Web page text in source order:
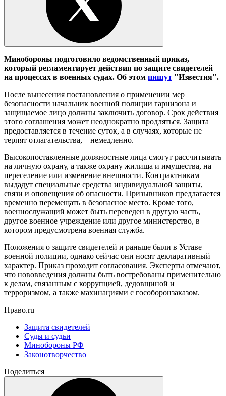
Минобороны подготовило ведомственный приказ,
который регламентирует действия по защите свидетелей
на процессах в военных судах. Об этом пишут "Известия".
После вынесения постановления о применении мер
безопасности начальник военной полиции гарнизона и
защищаемое лицо должны заключить договор. Срок действия
этого соглашения может неоднократно продляться. Защита
предоставляется в течение суток, а в случаях, которые не
терпят отлагательства, – немедленно.
Высокопоставленные должностные лица смогут рассчитывать
на личную охрану, а также охрану жилища и имущества, на
переселение или изменение внешности. Контрактникам
выдадут специальные средства индивидуальной защиты,
связи и оповещения об опасности. Призывников предлагается
временно перемещать в безопасное место. Кроме того,
военнослужащий может быть переведен в другую часть,
другое военное учреждение или другое министерство, в
котором предусмотрена военная служба.
Положения о защите свидетелей и раньше были в Уставе
военной полиции, однако сейчас они носят декларативный
характер. Приказ проходит согласования. Эксперты отмечают,
что нововведения должны быть востребованы применительно
к делам, связанным с коррупцией, дедовщиной и
терроризмом, а также махинациями с гособоронзаказом.
Право.ru
Защита свидетелей
Суды и судьи
Минобороны РФ
Законотворчество
Поделиться